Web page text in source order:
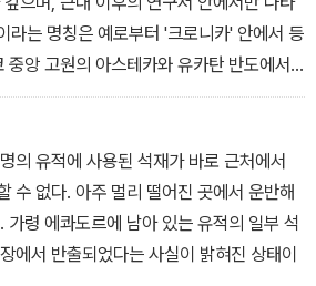
라는 명칭은 예로부터 '크로니카' 안에서 등
중앙 고원의 아스테카와 유카탄 반도에서
한 마야에 대해서는 '제국'이라는 명칭을 사
서일까.
의 유적에 사용된 석재가 바로 근처에서
수 없다. 아주 멀리 떨어진 곳에서 운반해
가령 에콰도르에 남아 있는 유적의 일부 석
에서 반출되었다는 사실이 밝혀진 상태이